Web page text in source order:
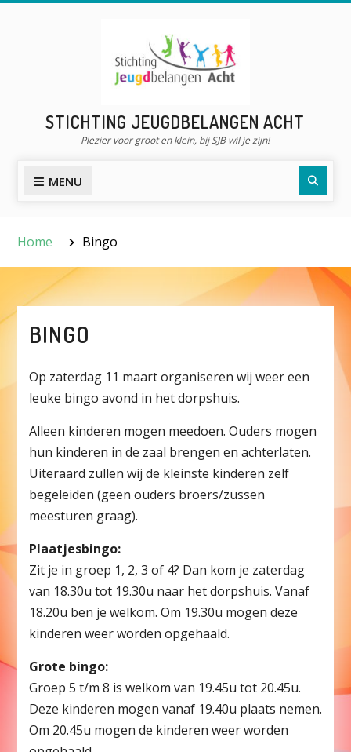
STICHTING JEUGDBELANGEN ACHT
Plezier voor groot en klein, bij SJB wil je zijn!
MENU
Home Bingo
BINGO
Op zaterdag 11 maart organiseren wij weer een
leuke bingo avond in het dorpshuis.
Alleen kinderen mogen meedoen. Ouders mogen
hun kinderen in de zaal brengen en achterlaten.
Uiteraard zullen wij de kleinste kinderen zelf
begeleiden (geen ouders broers/zussen
meesturen graag).
Plaatjesbingo:
Zit je in groep 1, 2, 3 of 4? Dan kom je zaterdag
van 18.30u tot 19.30u naar het dorpshuis. Vanaf
18.20u ben je welkom. Om 19.30u mogen deze
kinderen weer worden opgehaald.
Grote bingo:
Groep 5 t/m 8 is welkom van 19.45u tot 20.45u.
Deze kinderen mogen vanaf 19.40u plaats nemen.
Om 20.45u mogen de kinderen weer worden